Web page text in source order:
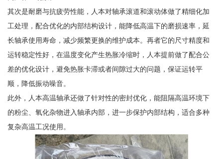
其次是耐磨与抗疲劳性能，人本对轴承滚道和滚动体做了精细化加
工处理，配合优化的内部结构设计，能降低高温下的磨损速率，延
长轴承使用寿命，减少频繁更换的维护成本。再者它的尺寸精度和
运转稳定性好，在温度变化产生热胀冷缩时，人本提前做了配合公
差的优化设计，避免热胀卡滞或者间隙过大的问题，保证运转平
顺，降低振动噪音。
此外，人本高温轴承还做了针对性的密封优化，能阻隔高温环境下
的粉尘、氧化杂物进入轴承内部，进一步保护内部结构，适合多种
复杂高温工况使用。